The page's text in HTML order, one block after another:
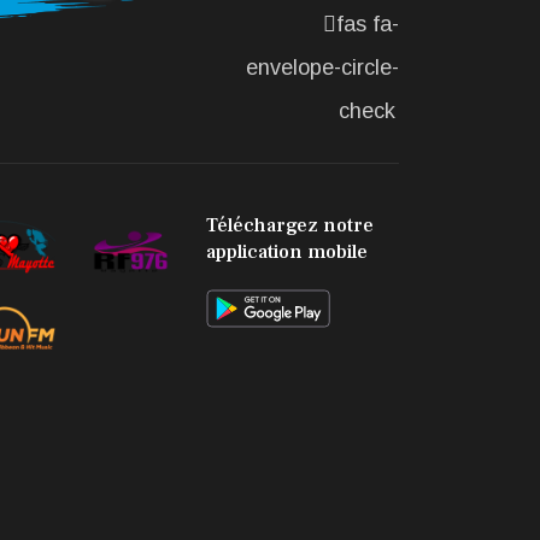
SOCIÉTÉ
fas fa-
envelope-circle-
check
Téléchargez notre
application mobile